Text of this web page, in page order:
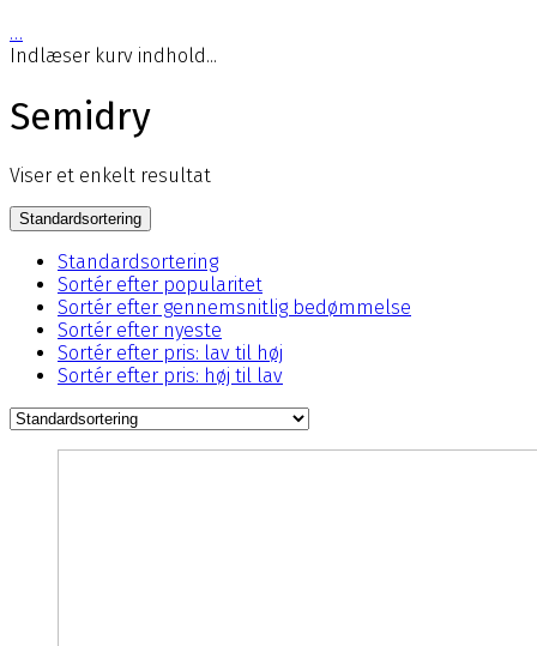
…
Indlæser kurv indhold...
Semidry
Viser et enkelt resultat
Standardsortering
Standardsortering
Sortér efter popularitet
Sortér efter gennemsnitlig bedømmelse
Sortér efter nyeste
Sortér efter pris: lav til høj
Sortér efter pris: høj til lav